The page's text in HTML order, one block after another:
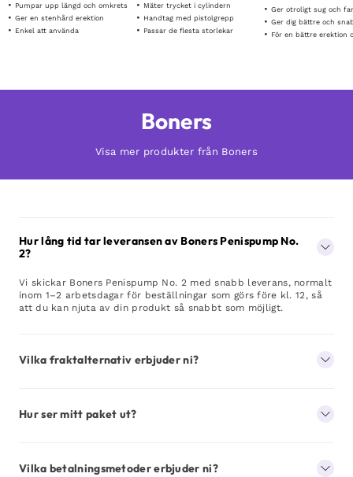
Pumpar upp längd och omkrets
Ger en stenhård erektion
Enkel att använda
Mäter trycket i cylindern
Handtag med pistolgrepp
Passar de flesta storlekar
Ger otroligt sug och
Ger dig bättre och
För en bättre erektion och
Boners
Visa mer produkter från Boners
Hur lång tid tar leveransen av Boners Penispump No.
2?
Vi skickar Boners Penispump No. 2 med snabb leverans, normalt
inom 1–2 arbetsdagar för beställningar som görs före kl. 12, så
att du kan njuta av din produkt så snabbt som möjligt.
Vilka fraktalternativ erbjuder ni?
Hur ser mitt paket ut?
Vilka betalningsmetoder erbjuder ni?